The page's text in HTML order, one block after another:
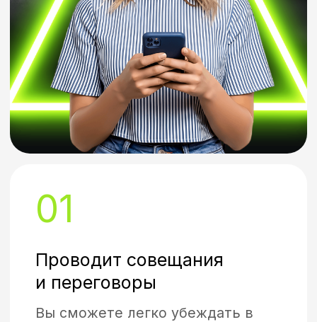
Занимается продажами
Научитесь выгодно
04
Выступает на публике
или преподает
Избавитесь от волнения и
страха делать яркие
презентации, будете красиво
формулировать мысли и
действия
03